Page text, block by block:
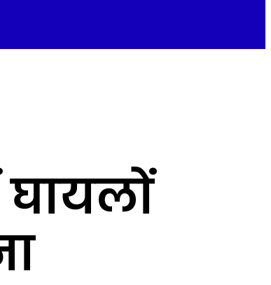
घायलों